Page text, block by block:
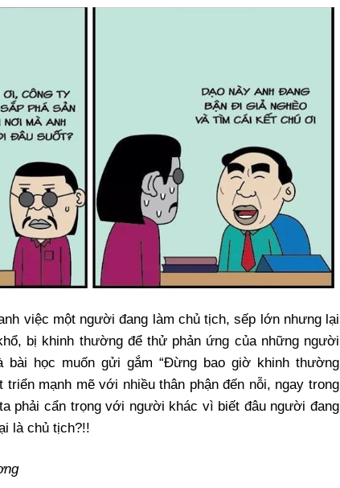
việc một người đang làm chủ tịch, sếp lớn nhưng lại
bị khinh thường để thử phản ứng của những người
bài học muốn gửi gắm “Đừng bao giờ khinh thường
triển mạnh mẽ với nhiều thân phận đến nỗi, ngay trong
phải cẩn trọng với người khác vì biết đâu người đang
là chủ tịch?!!